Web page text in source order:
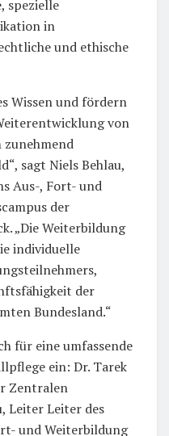
spezielle
in
und ethische
Wissen und fördern
von
sagt Niels Behlau,
Aus-, Fort- und
der
„Die Weiterbildung
individuelle
der
Bundesland.“
für eine umfassende
ein: Dr. Tarek
Zentralen
Leiter Leiter des
und Weiterbildung